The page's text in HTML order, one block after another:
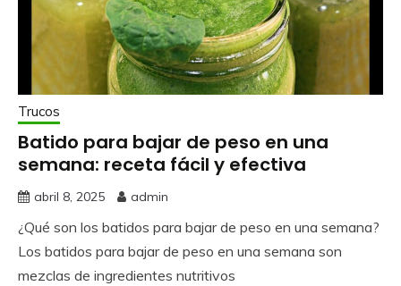
Trucos
Batido para bajar de peso en una
semana: receta fácil y efectiva
abril 8, 2025 admin
¿Qué son los batidos para bajar de peso en una semana?
Los batidos para bajar de peso en una semana son
mezclas de ingredientes nutritivos